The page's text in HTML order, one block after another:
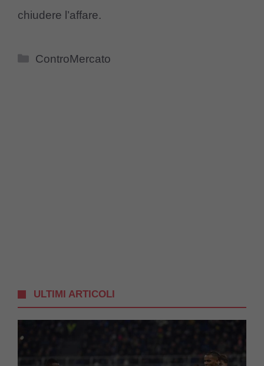
chiudere l’affare.
Categorie
ControMercato
ULTIMI ARTICOLI